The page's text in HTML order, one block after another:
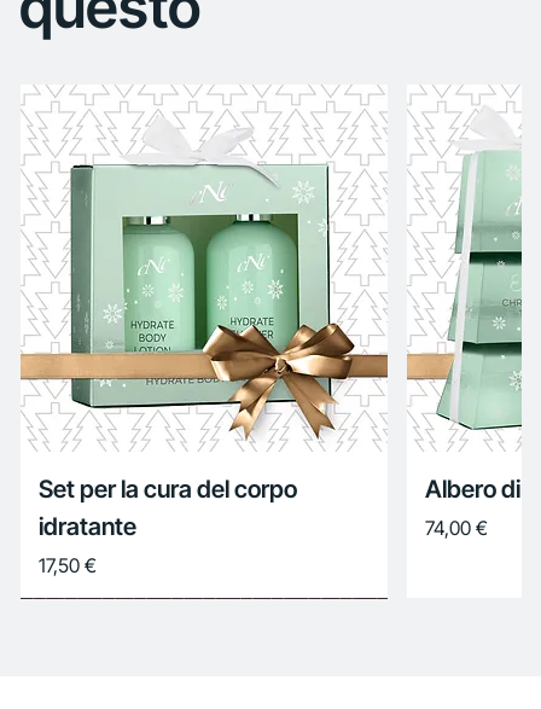
Set per la cura del corpo
idratante
Prezzo
17,50 €
Albero di
Prezzo
74,00 €